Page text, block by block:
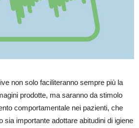
non solo faciliteranno sempre più la
prodotte, ma saranno da stimolo
comportamentale nei pazienti, che
sia importante adottare abitudini di igiene